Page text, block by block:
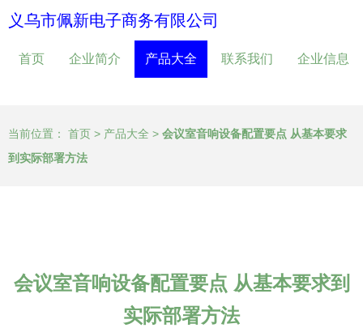
义乌市佩新电子商务有限公司
首页 企业简介 产品大全 联系我们 企业信息
当前位置： 首页 > 产品大全 > 会议室音响设备配置要点 从基本要求
到实际部署方法
会议室音响设备配置要点 从基本要求到
实际部署方法